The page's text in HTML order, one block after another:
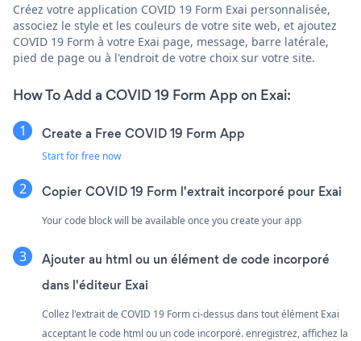
Créez votre application COVID 19 Form Exai personnalisée,
associez le style et les couleurs de votre site web, et ajoutez
COVID 19 Form à votre Exai page, message, barre latérale,
pied de page ou à l'endroit de votre choix sur votre site.
How To Add a COVID 19 Form App on Exai:
Create a Free COVID 19 Form App
Start for free now
Copier COVID 19 Form l'extrait incorporé pour Exai
Your code block will be available once you create your app
Ajouter au html ou un élément de code incorporé
dans l'éditeur Exai
Collez l'extrait de COVID 19 Form ci-dessus dans tout élément Exai
acceptant le code html ou un code incorporé. enregistrez, affichez la